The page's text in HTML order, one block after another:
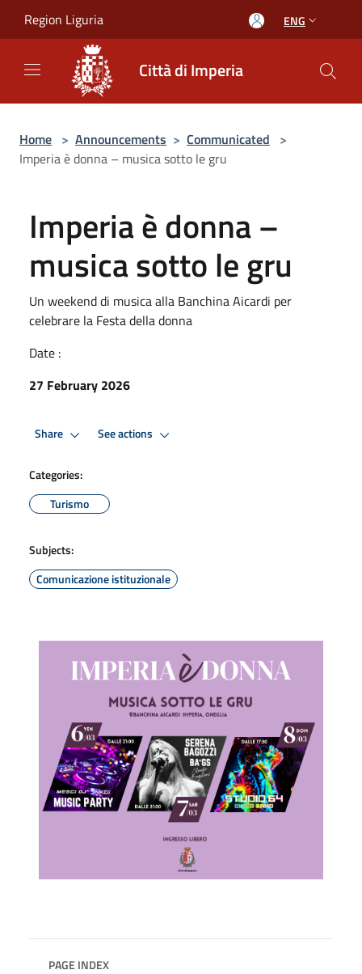
Region Liguria ENG
Città di Imperia
Home > Announcements > Communicated >
Imperia è donna – musica sotto le gru
Imperia è donna –
musica sotto le gru
Un weekend di musica alla Banchina Aicardi per
celebrare la Festa della donna
Date :
27 February 2026
Share See actions
Categories:
Turismo
Subjects:
Comunicazione istituzionale
PAGE INDEX